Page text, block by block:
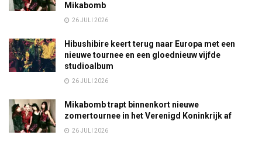
Mikabomb
26 JULI 2026
Hibushibire keert terug naar Europa met een
nieuwe tournee en een gloednieuw vijfde
studioalbum
26 JULI 2026
Mikabomb trapt binnenkort nieuwe
zomertournee in het Verenigd Koninkrijk af
26 JULI 2026